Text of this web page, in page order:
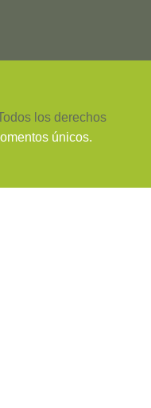
los derechos
únicos.